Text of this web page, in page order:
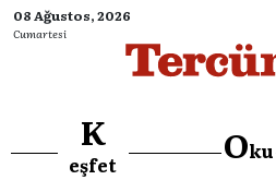
08 Ağustos, 2026
Cumartesi
K
eşfet Oku